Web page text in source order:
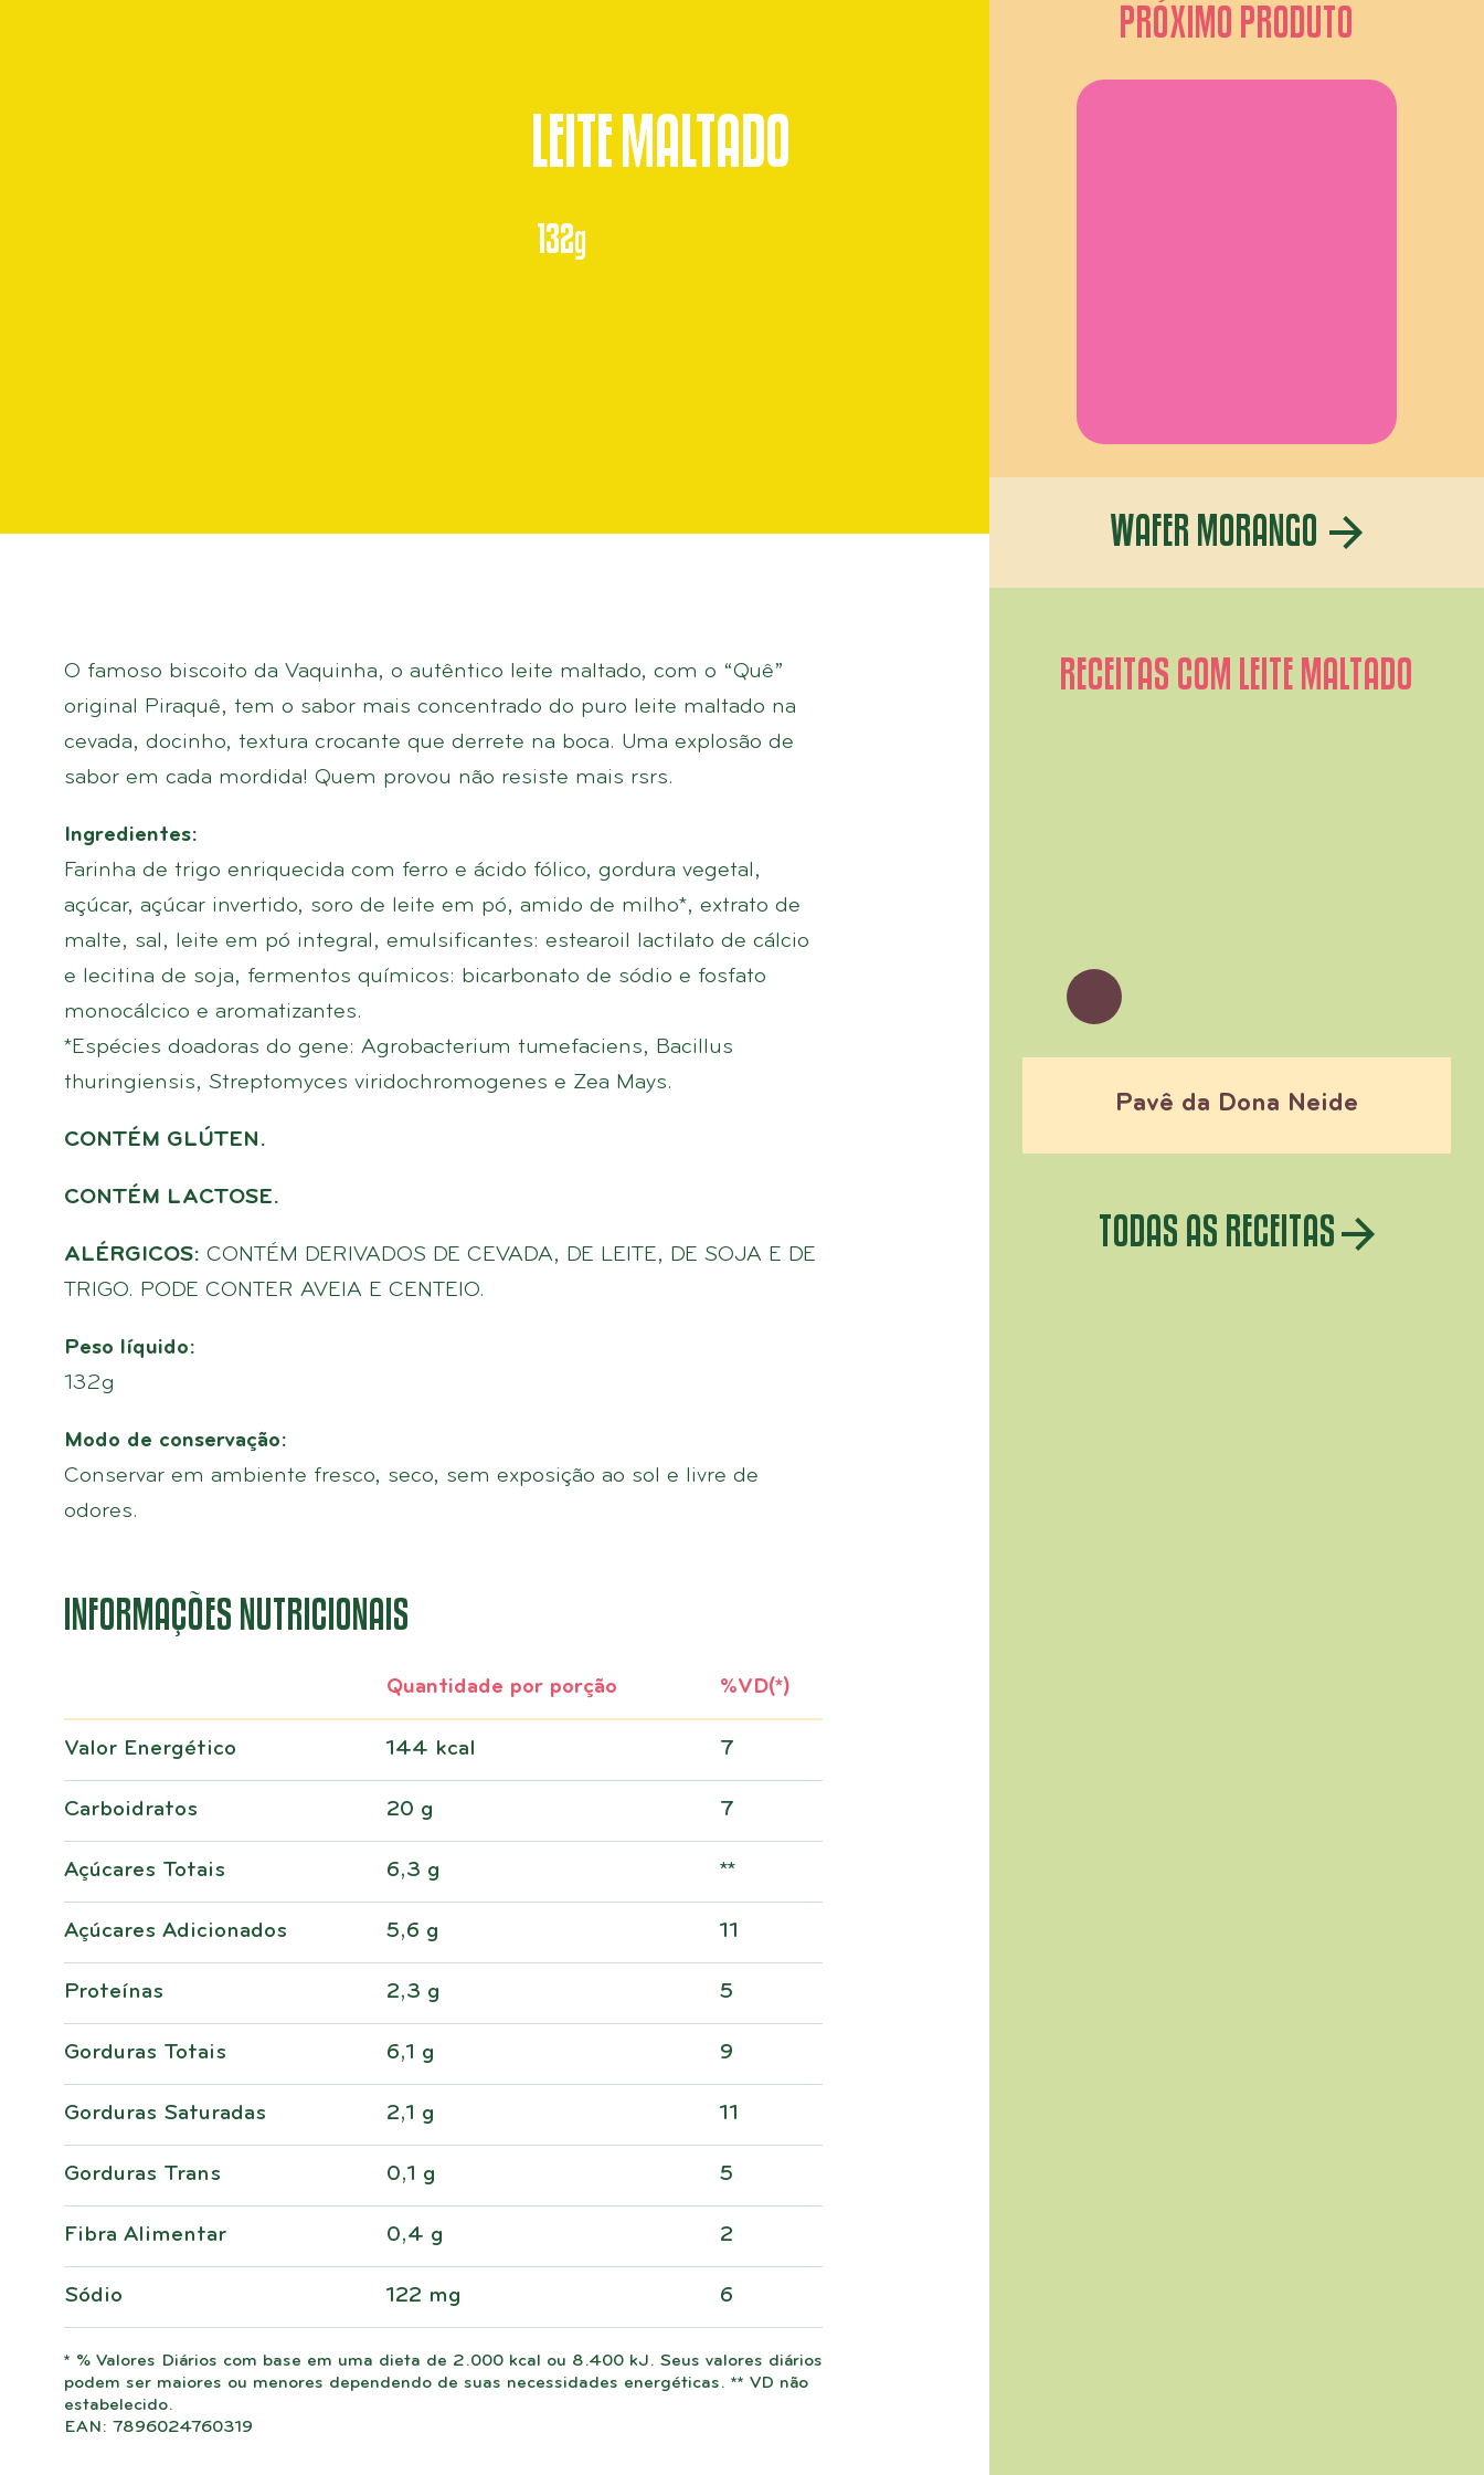
LEITE MALTADO
132g
O famoso biscoito da Vaquinha, o autêntico leite maltado, com o “Quê”
original Piraquê, tem o sabor mais concentrado do puro leite maltado na
cevada, docinho, textura crocante que derrete na boca. Uma explosão de
sabor em cada mordida! Quem provou não resiste mais rsrs.
Ingredientes:
Farinha de trigo enriquecida com ferro e ácido fólico, gordura vegetal,
açúcar, açúcar invertido, soro de leite em pó, amido de milho*, extrato de
malte, sal, leite em pó integral, emulsificantes: estearoil lactilato de cálcio
e lecitina de soja, fermentos químicos: bicarbonato de sódio e fosfato
monocálcico e aromatizantes.
*Espécies doadoras do gene: Agrobacterium tumefaciens, Bacillus
thuringiensis, Streptomyces viridochromogenes e Zea Mays.
CONTÉM GLÚTEN.
CONTÉM LACTOSE.
ALÉRGICOS: CONTÉM DERIVADOS DE CEVADA, DE LEITE, DE SOJA E DE
TRIGO. PODE CONTER AVEIA E CENTEIO.
Peso líquido:
132g
Modo de conservação:
Conservar em ambiente fresco, seco, sem exposição ao sol e livre de
odores.
INFORMAÇÕES NUTRICIONAIS
Quantidade por porção %VD(*)
Valor Energético 144 kcal 7
Carboidratos 20 g 7
Açúcares Totais 6,3 g **
Açúcares Adicionados 5,6 g 11
Proteínas 2,3 g 5
Gorduras Totais 6,1 g 9
Gorduras Saturadas 2,1 g 11
Gorduras Trans 0,1 g 5
Fibra Alimentar 0,4 g 2
Sódio 122 mg 6
* % Valores Diários com base em uma dieta de 2.000 kcal ou 8.400 kJ. Seus valores diários
podem ser maiores ou menores dependendo de suas necessidades energéticas. ** VD não
estabelecido.
EAN: 7896024760319
PRÓXIMO PRODUTO
WAFER MORANGO
RECEITAS COM LEITE MALTADO
Pavê da Dona Neide
TODAS AS RECEITAS